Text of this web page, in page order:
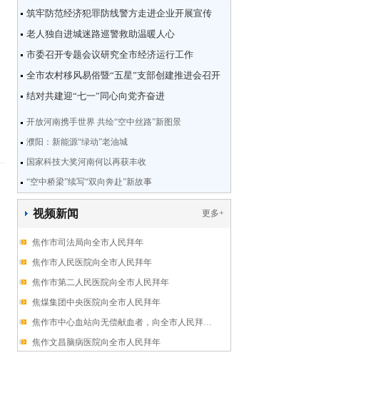
筑牢防范经济犯罪防线警方走进企业开展宣传
老人独自进城迷路巡警救助温暖人心
市委召开专题会议研究全市经济运行工作
全市农村移风易俗暨“五星”支部创建推进会召开
结对共建迎“七一”同心向党齐奋进
开放河南携手世界 共绘“空中丝路”新图景
濮阳：新能源“绿动”老油城
国家科技大奖河南何以再获丰收
“空中桥梁”续写“双向奔赴”新故事
视频新闻 更多+
焦作市司法局向全市人民拜年
焦作市人民医院向全市人民拜年
焦作市第二人民医院向全市人民拜年
焦煤集团中央医院向全市人民拜年
焦作市中心血站向无偿献血者，向全市人民拜…
焦作文昌脑病医院向全市人民拜年